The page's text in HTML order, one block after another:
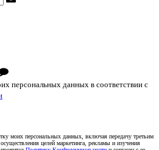
персональных данных в соответствии с
моих персональных данных, включая передачу третьим
целей маркетинга, рекламы и изучения